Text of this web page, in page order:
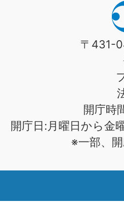
〒431-
開庁時
開庁日:月曜日から金
※一部、